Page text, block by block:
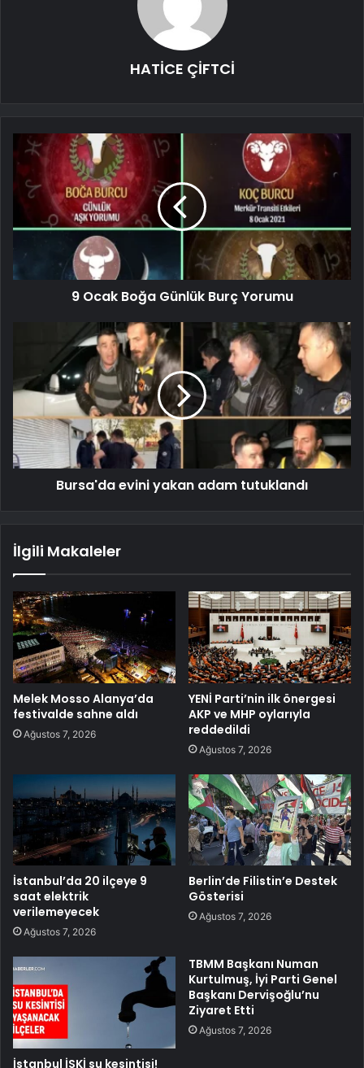
HATİCE ÇİFTCİ
9 Ocak Boğa Günlük Burç Yorumu
Bursa'da evini yakan adam tutuklandı
İlgili Makaleler
Melek Mosso Alanya’da
festivalde sahne aldı
Ağustos 7, 2026
YENİ Parti’nin ilk önergesi
AKP ve MHP oylarıyla
reddedildi
Ağustos 7, 2026
İstanbul’da 20 ilçeye 9
saat elektrik
verilemeyecek
Ağustos 7, 2026
Berlin’de Filistin’e Destek
Gösterisi
Ağustos 7, 2026
İstanbul İSKİ su kesintisi!
TBMM Başkanı Numan
Kurtulmuş, İyi Parti Genel
Başkanı Dervişoğlu’nu
Ziyaret Etti
Ağustos 7, 2026